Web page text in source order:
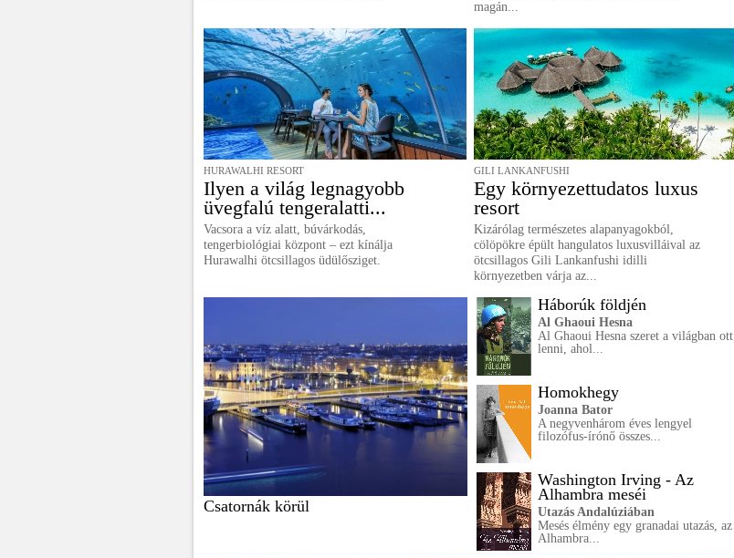
magán...
HURAWALHI RESORT
Ilyen a világ legnagyobb
üvegfalú tengeralatti...
Vacsora a víz alatt, búvárkodás,
tengerbiológiai központ – ezt kínálja
Hurawalhi ötcsillagos üdülősziget.
GILI LANKANFUSHI
Egy környezettudatos luxus
resort
Kizárólag természetes alapanyagokból,
cölöpökre épült hangulatos luxusvilláival az
ötcsillagos Gili Lankanfushi idilli
környezetben várja az...
Csatornák körül
Háborúk földjén
Al Ghaoui Hesna
Al Ghaoui Hesna szeret a világban ott
lenni, ahol...
Homokhegy
Joanna Bator
A negyvenhárom éves lengyel
filozófus-írónő összes...
Washington Irving - Az
Alhambra meséi
Utazás Andalúziában
Mesés élmény egy granadai utazás, az
Alhambra...